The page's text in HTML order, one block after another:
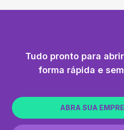
Tudo pronto para
forma rápida e
ABRA SUA